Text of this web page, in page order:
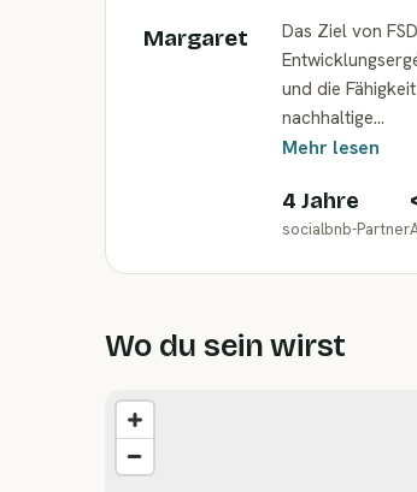
Margaret
Das Ziel von
und die
nachhaltige…
Mehr lesen
4 Jahre
socialbnb-Partner
Wo du sein wirst